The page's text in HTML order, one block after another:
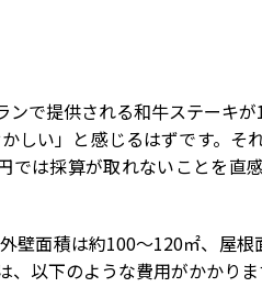
ンで提供される和牛ステーキが
しい」と感じるはずです。そ
では採算が取れないことを直
壁面積は約100～120㎡、屋根
以下のような費用がかかりま